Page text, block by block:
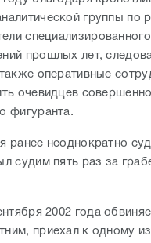
группы по
прошлых лет,
оперативные
очевидцев
фигуранта.
ранее неоднократно
судим пять раз за
2002 года
приехал к одному